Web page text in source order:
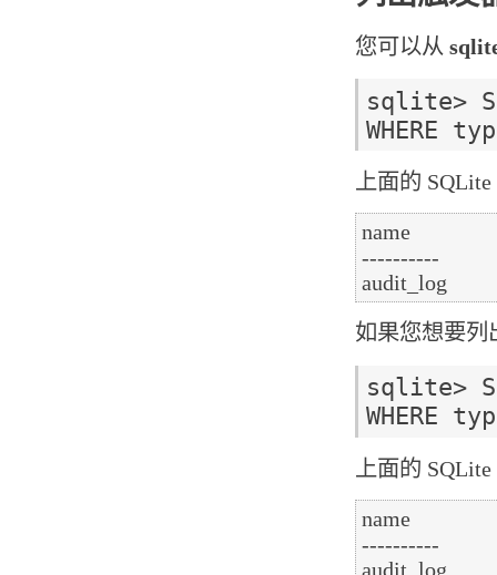
您可以从
sqlite>
上面的
name
----------
如果您想要列
sqlite>
上面的
name
----------